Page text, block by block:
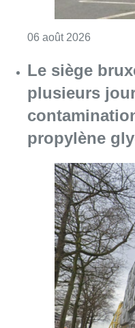
06 août 2026
Le siège
plusieurs
propylène